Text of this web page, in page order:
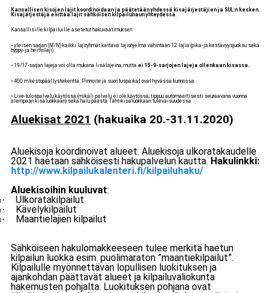
Kansallisen kisojen lajit koordinoidaan ja päätetään yhdessä kisajärjestäjien ja SUL:n kesken.
Kisajärjestäjä esittää lajit sähköisen kilpailuhaun yhteydessä
Kansallisille kilpailuille asetetut hakuvaatimukset:
• yleisen sarjan (M/N) kaikki lajiryhmät kattava lajiohjelma vähintään 12 lajia (pika- ja kestävyysjuoksu sekä
hyppy- ja heittolaji).
• 19/17-sarjan lajeja voi olla mukana lisälajeina, mutta ei 15-9-sarjojen lajeja ollenkaan kisassa.
• 400 m kestopäällystekenttä. Pinnoite ja suorituspaikat ovat hyvässä kunnossa.
• Live-tulospalvelu käytössä (mikäli palvelu ei ole käytössä, tippuu automaattisesti seuraavana vuonna
alempaan kisaluokkaan) sekä halu päästä Tähtikisaluokkaan tulevaisuudessa
Aluekisat 2021 (hakuaika 20.-31.11.2020)
Aluekisoja koordinoivat alueet. Aluekisoja ulkoratakaudelle
2021 haetaan sähköisesti hakupalvelun kautta. Hakulinkki:
http://www.kilpailukalenteri.fi/kilpailuhaku/
Aluekisoihin kuuluvat:
· Ulkoratakilpailut
· Kävelykilpailut
· Maantielajien kilpailut
Sähköiseen hakulomakkeeseen tulee merkitä haetun
kilpailun luokka esim. puolimaraton ”maantiekilpailut”.
Kilpailulle myönnettävän lopullisen luokituksen ja
ajankohdan päättävät alueet ja kilpailuvaliokunta
hakemusten pohjalta. Luokituksen pohjana ovat